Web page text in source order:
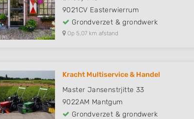
9021CV Easterwierrum
Grondverzet & grondwerk
Op 5,07 km afstand
Kracht Multiservice & Handel
Master Jansenstrjitte 33
9022AM Mantgum
Grondverzet & grondwerk